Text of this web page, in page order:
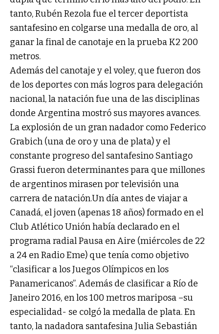
tanto, Rubén Rezola fue el tercer deportista
santafesino en colgarse una medalla de oro, al
ganar la final de canotaje en la prueba K2 200
metros.
Además del canotaje y el voley, que fueron dos
de los deportes con más logros para delegación
nacional, la natación fue una de las disciplinas
donde Argentina mostró sus mayores avances.
La explosión de un gran nadador como Federico
Grabich (una de oro y una de plata) y el
constante progreso del santafesino Santiago
Grassi fueron determinantes para que millones
de argentinos mirasen por televisión una
carrera de natación.Un día antes de viajar a
Canadá, el joven (apenas 18 años) formado en el
Club Atlético Unión había declarado en el
programa radial Pausa en Aire (miércoles de 22
a 24 en Radio Eme) que tenía como objetivo
“clasificar a los Juegos Olímpicos en los
Panamericanos”. Además de clasificar a Río de
Janeiro 2016, en los 100 metros mariposa –su
especialidad- se colgó la medalla de plata. En
tanto, la nadadora santafesina Julia Sebastián